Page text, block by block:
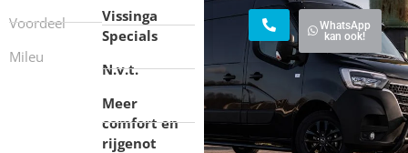
Voordeel
Mileu
Vissinga
Specials
N.v.t.
Meer
comfort en
rijgenot
WhatsApp
kan ook!